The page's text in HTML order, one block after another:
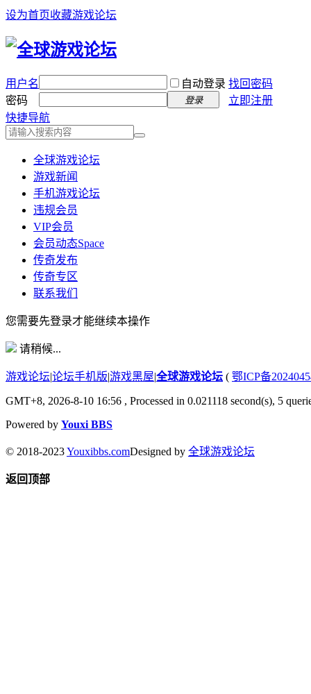
设为首页收藏游戏论坛
用户名 自动登录 找回密码
密码
登录
立即注册
快捷导航
全球游戏论坛
游戏新闻
手机游戏论坛
违规会员
VIP会员
会员动态Space
传奇发布
传奇专区
联系我们
您需要先登录才能继续本操作
请稍候...
游戏论坛|论坛手机版|游戏黑屋|全球游戏论坛 ( 鄂ICP备
GMT+8, 2026-8-10 16:56 , Processed in 0.021118 second(s), 5
Powered by Youxi BBS
© 2018-2023Youxibbs.comDesigned by 全球游戏论坛
返回顶部